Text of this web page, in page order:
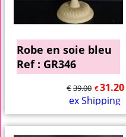
Robe en soie bleu
Ref : GR346
€39.00 € 31.20
ex Shipping